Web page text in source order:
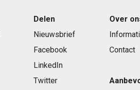
Delen
Nieuwsbrief
Facebook
LinkedIn
Twitter
Over
Contact